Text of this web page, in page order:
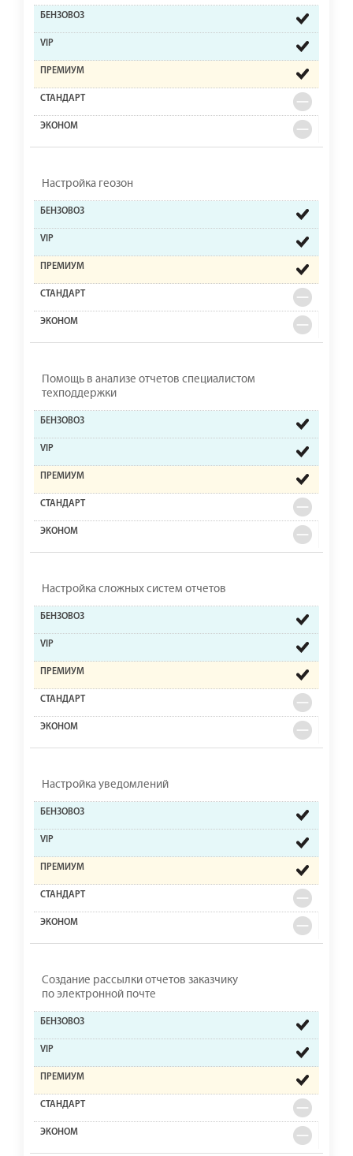
Настройка геозон
Помощь в анализе отчетов специалистом
техподдержки
Настройка сложных систем отчетов
Настройка уведомлений
Создание рассылки отчетов заказчику
по электронной почте